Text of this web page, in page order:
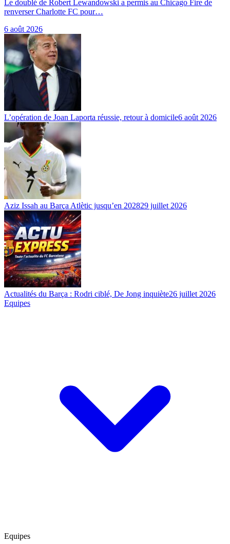
Le doublé de Robert Lewandowski a permis au Chicago Fire de
renverser Charlotte FC pour…
6 août 2026
L’opération de Joan Laporta réussie, retour à domicile6 août 2026
Aziz Issah au Barça Atlètic jusqu’en 202829 juillet 2026
Actualités du Barça : Rodri ciblé, De Jong inquiète26 juillet 2026
Equipes
Equipes